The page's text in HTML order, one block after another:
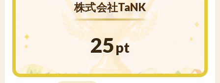
株式会社TaNK
25pt